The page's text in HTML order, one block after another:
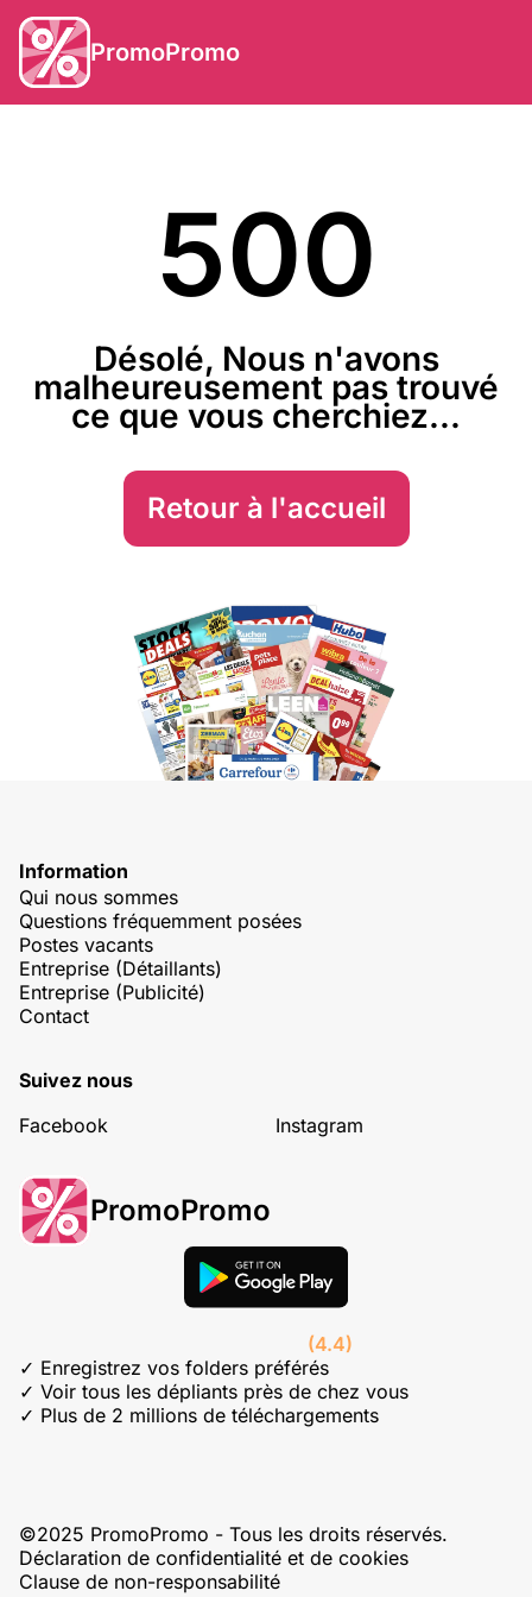
PromoPromo
500
Désolé, Nous n'avons
malheureusement pas trouvé
ce que vous cherchiez...
Retour à l'accueil
Information
Qui nous sommes
Questions fréquemment posées
Postes vacants
Entreprise (Détaillants)
Entreprise (Publicité)
Contact
Suivez nous
Facebook
Instagram
PromoPromo
(4.4)
✓ Enregistrez vos folders préférés
✓ Voir tous les dépliants près de chez vous
✓ Plus de 2 millions de téléchargements
©2025 PromoPromo - Tous les droits réservés.
Déclaration de confidentialité et de cookies
Clause de non-responsabilité